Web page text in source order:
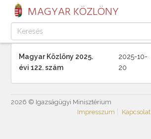
MAGYAR KÖZLÖNY
Magyar Közlöny 2025.
évi 122. szám
2025-10-
20
2026 © Igazságügyi Minisztérium
Impresszum
Kapcsolat